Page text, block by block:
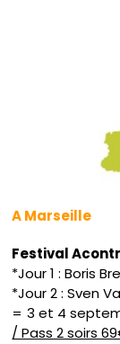
A Marseille
Festival
*Jour 1 : Boris
*Jour 2 : Sven
= 3 et 4
/ Pass 2 soirs